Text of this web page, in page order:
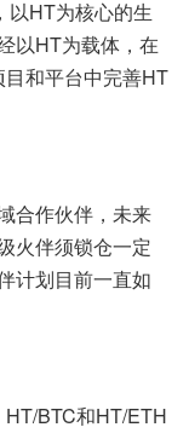
以HT为核心的生
以HT为载体，在
和平台中完善HT
合作伙伴，未来
火伴须锁仓一定
计划目前一直如
BTC和HT/ETH